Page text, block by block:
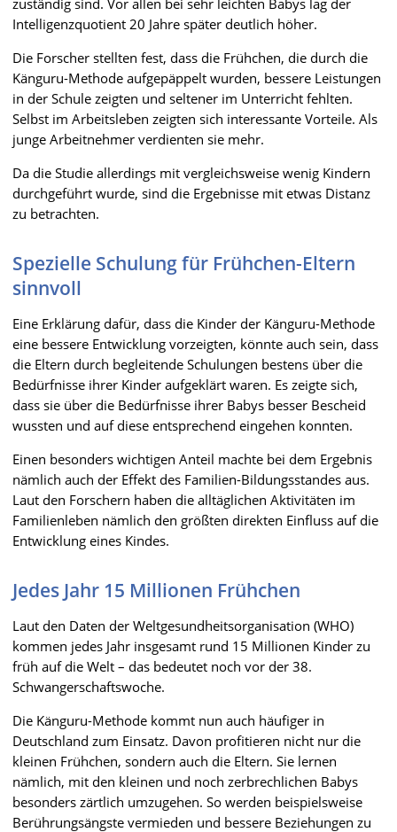
Intelligenzquotient 20 Jahre später deutlich höher.
Die Forscher stellten fest, dass die Frühchen, die durch die
Känguru-Methode aufgepäppelt wurden, bessere Leistungen
in der Schule zeigten und seltener im Unterricht fehlten.
Selbst im Arbeitsleben zeigten sich interessante Vorteile. Als
junge Arbeitnehmer verdienten sie mehr.
Da die Studie allerdings mit vergleichsweise wenig Kindern
durchgeführt wurde, sind die Ergebnisse mit etwas Distanz
zu betrachten.
Spezielle Schulung für Frühchen-Eltern
sinnvoll
Eine Erklärung dafür, dass die Kinder der Känguru-Methode
eine bessere Entwicklung vorzeigten, könnte auch sein, dass
die Eltern durch begleitende Schulungen bestens über die
Bedürfnisse ihrer Kinder aufgeklärt waren. Es zeigte sich,
dass sie über die Bedürfnisse ihrer Babys besser Bescheid
wussten und auf diese entsprechend eingehen konnten.
Einen besonders wichtigen Anteil machte bei dem Ergebnis
nämlich auch der Effekt des Familien-Bildungsstandes aus.
Laut den Forschern haben die alltäglichen Aktivitäten im
Familienleben nämlich den größten direkten Einfluss auf die
Entwicklung eines Kindes.
Jedes Jahr 15 Millionen Frühchen
Laut den Daten der Weltgesundheitsorganisation (WHO)
kommen jedes Jahr insgesamt rund 15 Millionen Kinder zu
früh auf die Welt – das bedeutet noch vor der 38.
Schwangerschaftswoche.
Die Känguru-Methode kommt nun auch häufiger in
Deutschland zum Einsatz. Davon profitieren nicht nur die
kleinen Frühchen, sondern auch die Eltern. Sie lernen
nämlich, mit den kleinen und noch zerbrechlichen Babys
besonders zärtlich umzugehen. So werden beispielsweise
Berührungsängste vermieden und bessere Beziehungen zu